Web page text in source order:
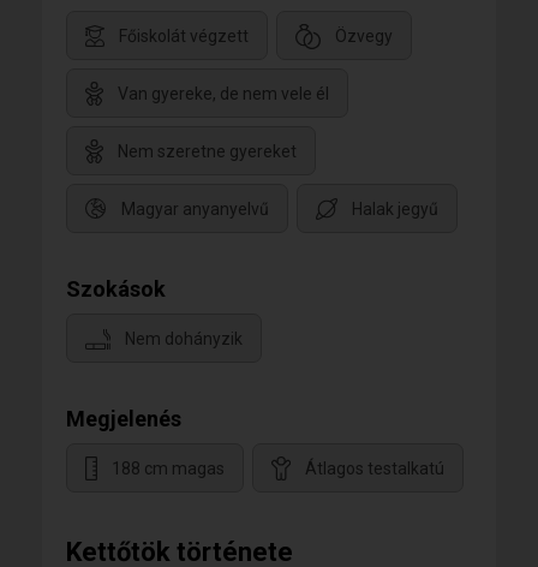
Kettőtök története
Főiskolát végzett Özvegy
Van gyereke, de nem vele él
Nem szeretne gyereket
Magyar anyanyelvű Halak jegyű
Szokások
Nem dohányzik
Megjelenés
188 cm magas Átlagos testalkatú